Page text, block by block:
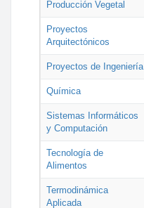
Producción Vegetal
Proyectos
Arquitectónicos
Proyectos de Ingeniería
Química
Sistemas Informáticos
y Computación
Tecnología de
Alimentos
Termodinámica
Aplicada